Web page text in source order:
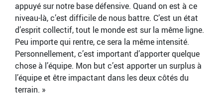
appuyé sur notre base défensive. Quand on est à ce
niveau-là, c’est difficile de nous battre. C’est un état
d’esprit collectif, tout le monde est sur la même ligne.
Peu importe qui rentre, ce sera la même intensité.
Personnellement, c’est important d’apporter quelque
chose à l’équipe. Mon but c’est apporter un surplus à
l’équipe et être impactant dans les deux côtés du
terrain. »